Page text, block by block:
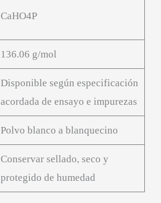
CaHO4P
136.06 g/mol
Disponible según especificación
acordada de ensayo e impurezas
Polvo blanco a blanquecino
Conservar sellado, seco y
protegido de humedad